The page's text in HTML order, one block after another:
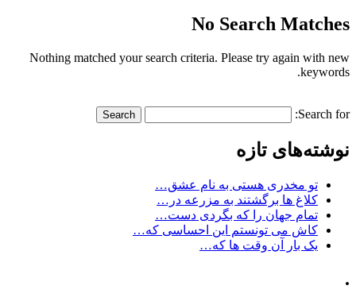
No Search Matches
Nothing matched your search criteria. Please try again with new
keywords.
Search for:
نوشته‌های تازه
تو مخدری هستی به نام عشق…
کلاغ ها برگشتند به مزرعه در…
تمام جهان را که بگردی دست…
کاش می تونستم این احساسی که…
یک بار آن وقت ها که…
.